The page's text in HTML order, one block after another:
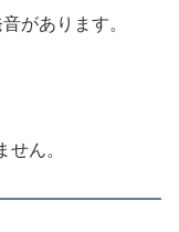
があります。
ん。